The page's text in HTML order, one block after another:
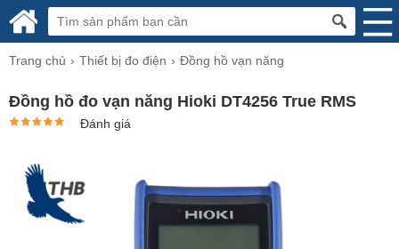
Trang chủ Thiết bị đo điện Đồng hồ vạn năng
Đồng hồ đo vạn năng Hioki DT4256 True RMS
Đánh giá